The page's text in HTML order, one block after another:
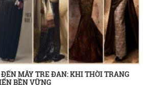
MÂY TRE ĐAN: KHI THỜI TRANG
BỀN VỮNG